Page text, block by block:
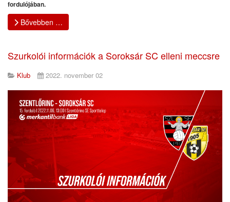
fordulójában.
Bővebben …
Szurkolói információk a Soroksár SC elleni meccsre
Klub 2022. november 02